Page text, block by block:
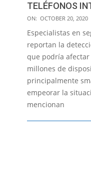
TELÉFONOS
2020-
10-
20
ON: OCTOBER 20, 2020
Especialistas en
reportan la
que podría
millones de
principalmente
empeorar la
mencionan